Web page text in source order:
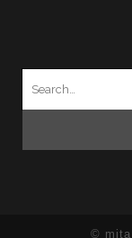
© mita